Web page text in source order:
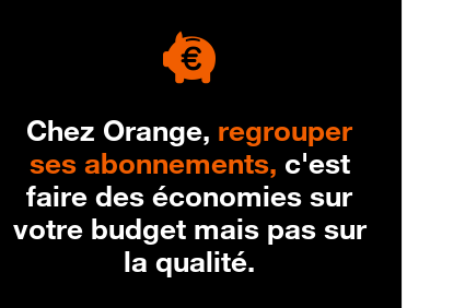
Chez Orange, regrouper
ses abonnements, c'est
faire des économies sur
votre budget mais pas sur
la qualité.